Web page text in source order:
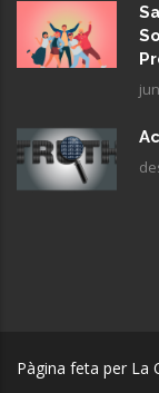
Pàgina feta per La